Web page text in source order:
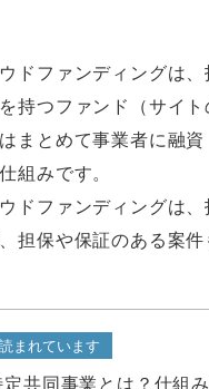
ドファンディングは
持つファンド（サイ
まとめて事業者に融
組みです。
ドファンディングは
担保や保証のある案
まれています
共同事業とは？仕組